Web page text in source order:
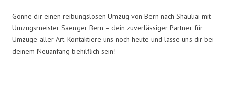
Gönne dir einen reibungslosen Umzug von Bern nach Shauliai mit
Umzugsmeister Saenger Bern – dein zuverlässiger Partner für
Umzüge aller Art. Kontaktiere uns noch heute und lasse uns dir bei
deinem Neuanfang behilflich sein!